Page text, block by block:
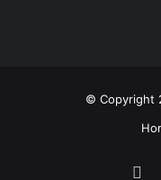
© Copyright